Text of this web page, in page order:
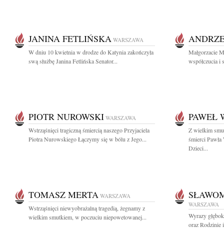
JANINA FETLIŃSKA WARSZAWA
W dniu 10 kwietnia w drodze do Katynia zakończyła
swą służbę Janina Fetlińska Senator...
Małgorzacie
współczucia i
PIOTR NUROWSKI WARSZAWA
Wstrząśnięci tragiczną śmiercią naszego Przyjaciela
Piotra Nurowskiego Łączymy się w bólu z Jego...
PAWEŁ
Z wielkim
śmierci
Dzieci...
TOMASZ MERTA WARSZAWA
Wstrząśnięci niewyobrażalną tragedią, żegnamy z
wielkim smutkiem, w poczuciu niepowetowanej...
WARSZAWA
Wyrazy
oraz Rodzinie